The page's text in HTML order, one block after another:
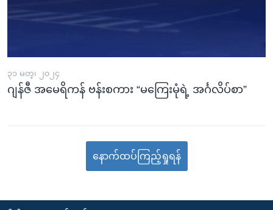
၃၁ မတ္၊ ၂၀၂၄
ဂျန်ဇီ အမေရိကန် ဗန်းစကား “မကြေးမုံရဲ့ အင်္ဂလိပ်စာ”
နောက်ထပ်ကြည့်ရှုရန်